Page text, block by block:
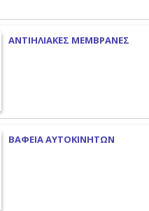
ΑΝΤΙΗΛΙΑΚΕΣ ΜΕΜΒΡΑΝΕΣ
ΒΑΦΕΙΑ ΑΥΤΟΚΙΝΗΤΩΝ